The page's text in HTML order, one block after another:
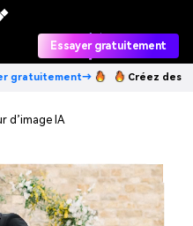
Essayer gratuitement
Créez des images IA
d’image IA